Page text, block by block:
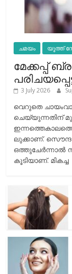
ചമയം യൂത്ത്
മേക്കപ്പ്
3 July 2026
വെറുതെ
ചെയ്യുന്നതിന്
ലുക്കാണ്.
ഒത്തുചേര്‍ന്നാല്‍
കൂടിയാണ്. മികച്ച